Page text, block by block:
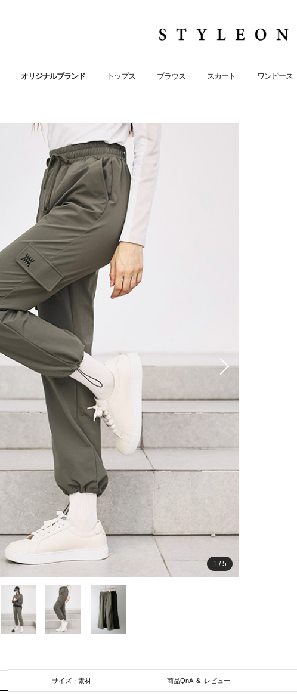
オリジナルブランド トップス ブラウス スカート ワンピース
1 /5
サイズ・素材 商品QnA & レビュー